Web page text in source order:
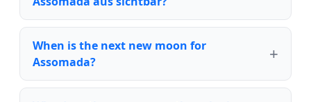
When is the next new moon for
Assomada?